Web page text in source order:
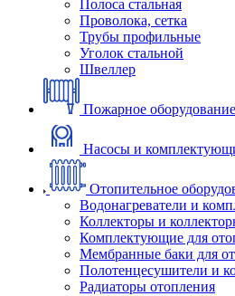
Полоса стальная
Проволока, сетка
Трубы профильные
Уголок стальной
Швеллер
Пожарное оборудование
Насосы и
Отопительное
Водонагреватели и
Коллекторы и
Комплектующие для
Мембранные баки для
Полотенцесушители и
Радиаторы отопления